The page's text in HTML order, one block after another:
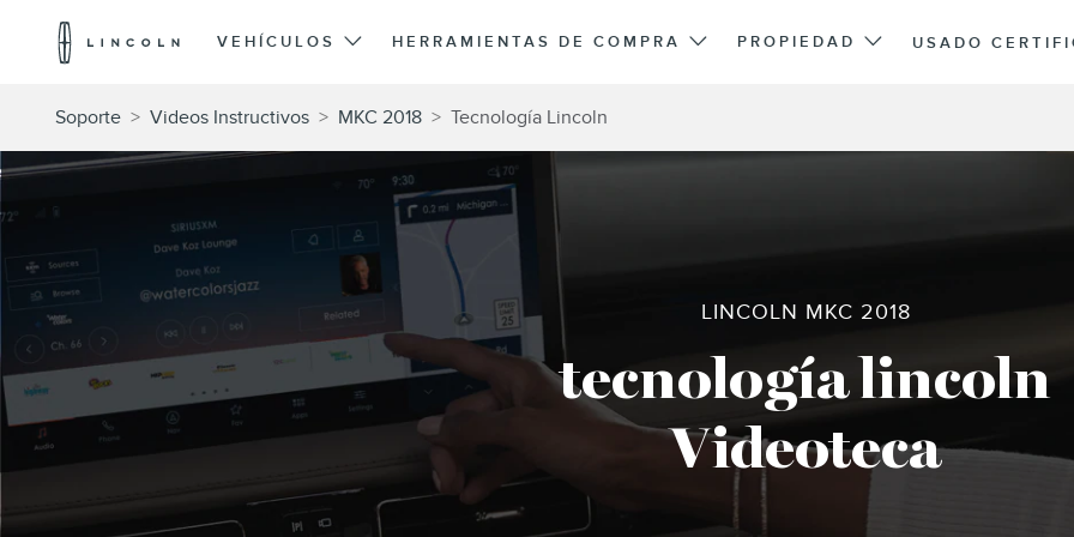
Saltar al contenido
Lincoln
VEHÍCULOS HERRAMIENTAS DE COMPRA PROPIEDAD USADO
Soporte > Videos Instructivos > MKC 2018 > Tecnología Lincoln
LINCOLN MKC 2018
tecnología lincoln
Videoteca